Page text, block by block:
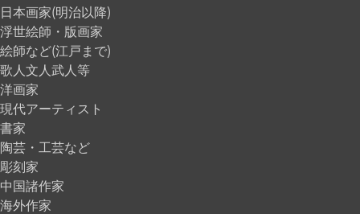
日本画家(明治以降)
浮世絵師・版画家
絵師など(江戸まで)
歌人文人武人等
洋画家
現代アーティスト
書家
陶芸・工芸など
彫刻家
中国諸作家
海外作家